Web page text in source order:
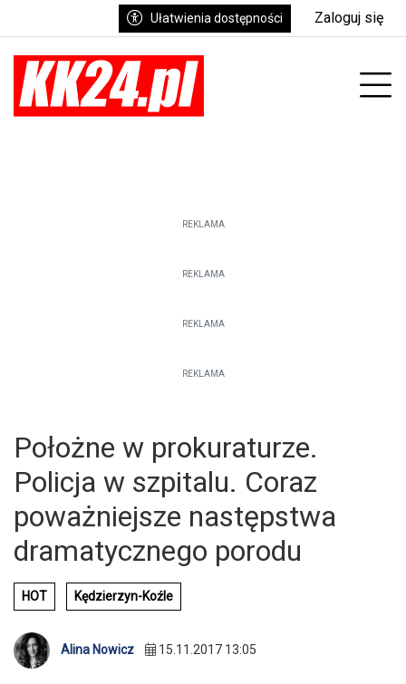
Ułatwienia dostępności Zaloguj się
REKLAMA
REKLAMA
REKLAMA
REKLAMA
Położne w prokuraturze.
Policja w szpitalu. Coraz
poważniejsze następstwa
dramatycznego porodu
HOT Kędzierzyn-Koźle
Alina Nowicz 15.11.2017 13:05